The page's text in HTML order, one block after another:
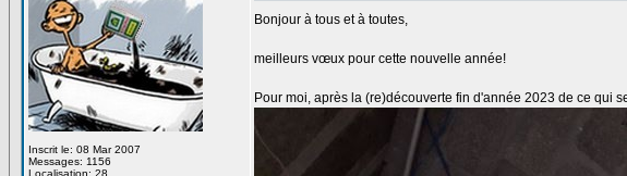
Inscrit le: 08 Mar 2007
Messages: 1156
Localisation: 28
Bonjour à tous et à toutes,
meilleurs vœux pour cette nouvelle année!
Pour moi, après la (re)découverte fin d'année 2023 de ce qui